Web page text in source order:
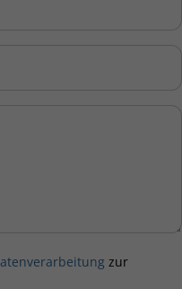
zur